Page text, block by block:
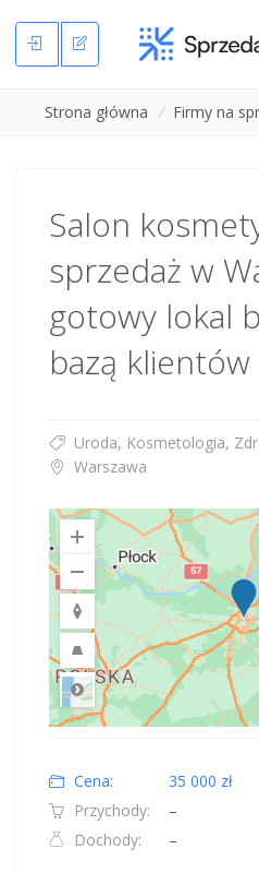
Strona główna / Firmy na
Salon
sprzedaż w
gotowy lokal
bazą klientów
Uroda, Kosmetologia,
Warszawa
Road
Cena:
35 000 zł
Przychody:
–
Dochody:
–